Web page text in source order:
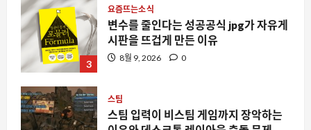
3
8월 9, 2026
4
스팀
스팀 입력이 비스팀 게임까지 장악하는
8월 9, 2026